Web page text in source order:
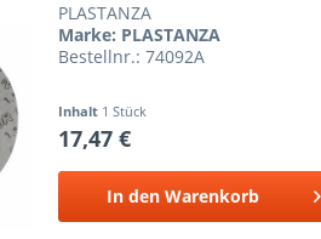
PLASTANZA
Marke: PLASTANZA
Bestellnr.: 74092A
Inhalt 1 Stück
17,47 €
In den Warenkorb